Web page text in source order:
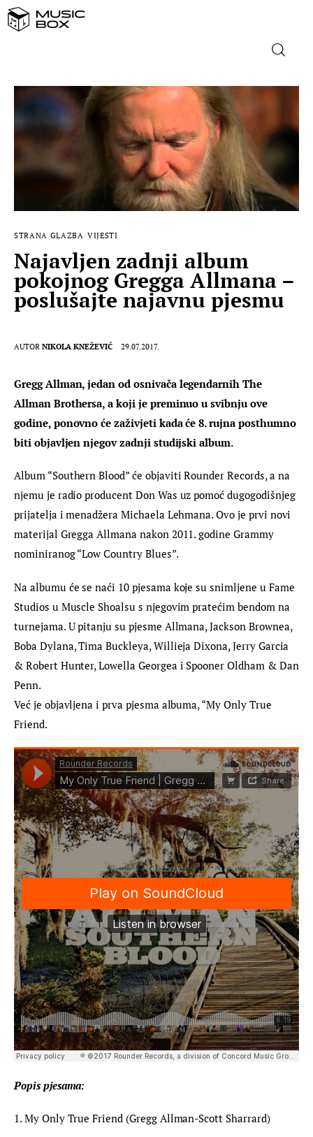
NASLOVNICA
DOMAĆA GLAZBA
STRANA GLAZBA
FILM
MUSIC BOX
STRANA GLAZBA VIJESTI
Najavljen zadnji album
pokojnog Gregga Allmana –
poslušajte najavnu pjesmu
AUTOR NIKOLA KNEŽEVIĆ 29.07.2017.
Gregg Allman, jedan od osnivača legendarnih The
Allman Brothersa, a koji je preminuo u svibnju ove
godine, ponovno će zaživjeti kada će 8. rujna posthumno
biti objavljen njegov zadnji studijski album.
Album “Southern Blood” će objaviti Rounder Records, a na
njemu je radio producent Don Was uz pomoć dugogodišnjeg
prijatelja i menadžera Michaela Lehmana. Ovo je prvi novi
materijal Gregga Allmana nakon 2011. godine Grammy
nominiranog “Low Country Blues”.
Na albumu će se naći 10 pjesama koje su snimljene u Fame
Studios u Muscle Shoalsu s njegovim pratećim bendom na
turnejama. U pitanju su pjesme Allmana, Jackson Brownea,
Boba Dylana, Tima Buckleya, Willieja Dixona, Jerry Garcia
& Robert Hunter, Lowella Georgea i Spooner Oldham & Dan
Penn.
Već je objavljena i prva pjesma albuma, “My Only True
Friend.
Popis pjesama:
1. My Only True Friend (Gregg Allman-Scott Sharrard)